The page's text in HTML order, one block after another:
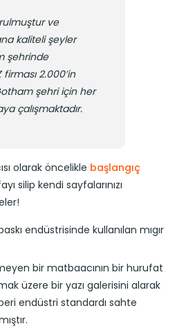
ve
kaliteli şeyler
şehrinde
2.000’in
şehri için her
çalışmaktadır.
olarak öncelikle başlangıç
silip kendi sayfalarınızı
endüstrisinde kullanılan mıgır
bir matbaacının bir hurufat
üzere bir yazı galerisini alarak
beri endüstri standardı sahte